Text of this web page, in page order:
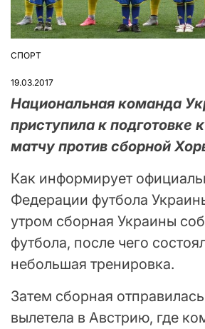
ОПУБЛІКУВАТИ
СПОРТ
19.03.2017
Национальная команда
приступила к подготовке
матчу против сборной
Как информирует
Федерации футбола
утром сборная Украины
футбола, после чего
небольшая тренировка.
Затем сборная
вылетела в Австрию, где